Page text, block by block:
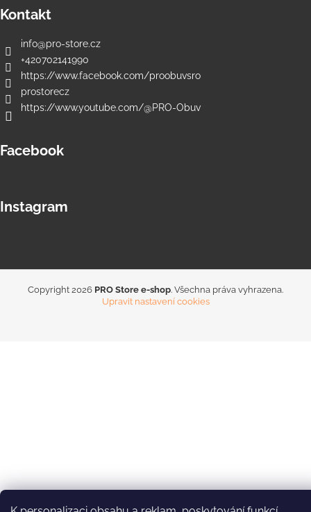
Kontakt
info@pro-store.cz
+420702141990
https://www.facebook.com/proobuvsro
prostorecz
https://www.youtube.com/@PRO-Obuv
Facebook
Instagram
Copyright 2026 PRO Store e-shop. Všechna práva vyhrazena.
Upravit nastavení cookies